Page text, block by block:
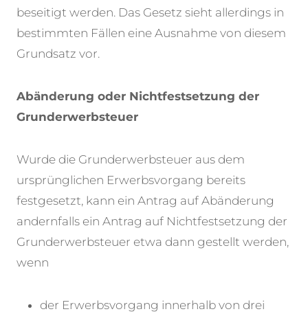
beseitigt werden. Das Gesetz sieht allerdings in
bestimmten Fällen eine Ausnahme von diesem
Grundsatz vor.
Abänderung oder Nichtfestsetzung der
Grunderwerbsteuer
Wurde die Grunderwerbsteuer aus dem
ursprünglichen Erwerbsvorgang bereits
festgesetzt, kann ein Antrag auf Abänderung
andernfalls ein Antrag auf Nichtfestsetzung der
Grunderwerbsteuer etwa dann gestellt werden,
wenn
der Erwerbsvorgang innerhalb von drei